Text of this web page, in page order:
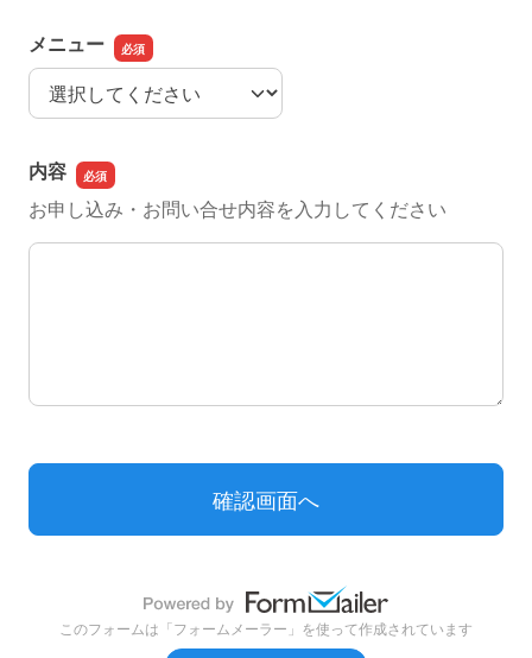
メニュー
メニュー
内容
お申し込み・お問い合せ内容を入力してください
内容
このフォームは「フォームメーラー」を使って作成されています